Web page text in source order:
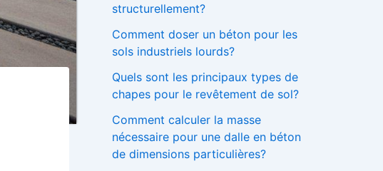
structurellement?
Comment doser un béton pour les
sols industriels lourds?
Quels sont les principaux types de
chapes pour le revêtement de sol?
Comment calculer la masse
nécessaire pour une dalle en béton
de dimensions particulières?